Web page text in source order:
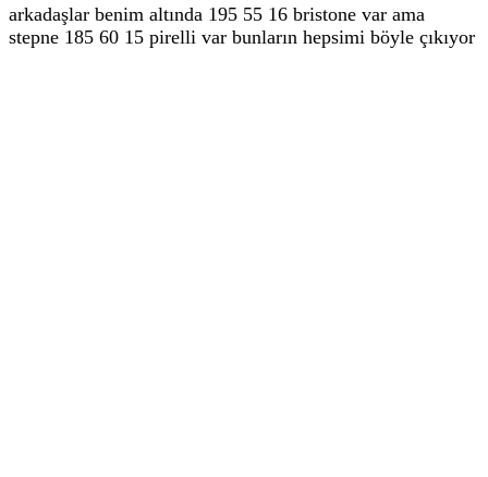
arkadaşlar benim altında 195 55 16 bristone var ama
stepne 185 60 15 pirelli var bunların hepsimi böyle çıkıyor